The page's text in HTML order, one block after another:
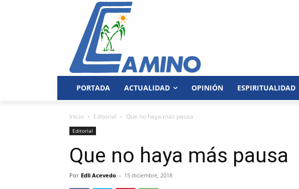
PORTADA ACTUALIDAD OPINIÓN ESPIRITUALIDAD
Inicio Editorial Que no haya más pausa
Editorial
Que no haya más pausa
Por Edli Acevedo - 15 diciembre, 2018